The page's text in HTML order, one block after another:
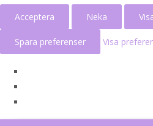
Acceptera Neka
Spara preferenser Visa